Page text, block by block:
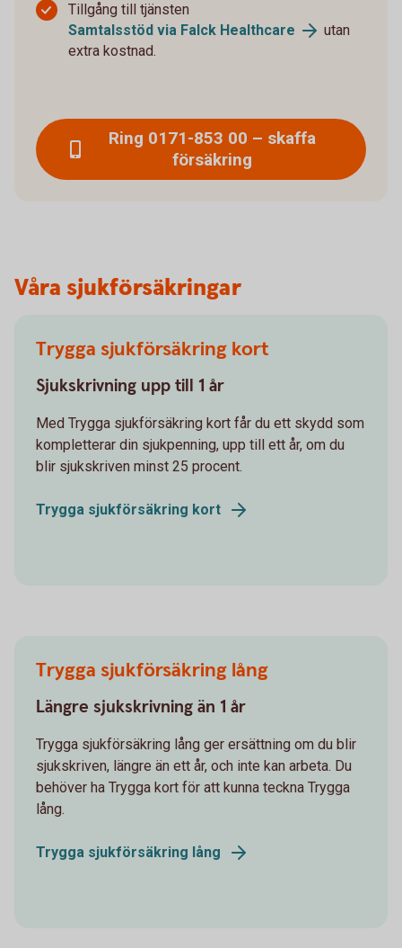
Tillgång till tjänsten
Samtalsstöd via Falck Healthcare
utan
extra kostnad.
Ring 0171-853 00 – skaffa
försäkring
Våra sjukförsäkringar
Trygga sjukförsäkring kort
Sjukskrivning upp till 1 år
Med Trygga sjukförsäkring kort får du ett skydd som
kompletterar din sjukpenning, upp till ett år, om du
blir sjukskriven minst 25 procent.
Trygga sjukförsäkring kort
Trygga sjukförsäkring lång
Längre sjukskrivning än 1 år
Trygga sjukförsäkring lång ger ersättning om du blir
sjukskriven, längre än ett år, och inte kan arbeta. Du
behöver ha Trygga kort för att kunna teckna Trygga
lång.
Trygga sjukförsäkring lång